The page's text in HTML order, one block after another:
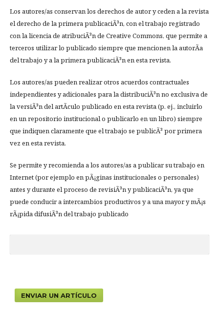
Los autores/as conservan los derechos de autor y ceden a la revista
el derecho de la primera publicaciÃ³n, con el trabajo registrado
con la licencia de atribuciÃ³n de Creative Commons, que permite a
terceros utilizar lo publicado siempre que mencionen la autorÃ­a
del trabajo y a la primera publicaciÃ³n en esta revista.
Los autores/as pueden realizar otros acuerdos contractuales
independientes y adicionales para la distribuciÃ³n no exclusiva de
la versiÃ³n del artÃ­culo publicado en esta revista (p. ej., incluirlo
en un repositorio institucional o publicarlo en un libro) siempre
que indiquen claramente que el trabajo se publicÃ³ por primera
vez en esta revista.
Se permite y recomienda a los autores/as a publicar su trabajo en
Internet (por ejemplo en pÃ¡ginas institucionales o personales)
antes y durante el proceso de revisiÃ³n y publicaciÃ³n, ya que
puede conducir a intercambios productivos y a una mayor y mÃ¡s
rÃ¡pida difusiÃ³n del trabajo publicado
ENVIAR UN ARTÍCULO